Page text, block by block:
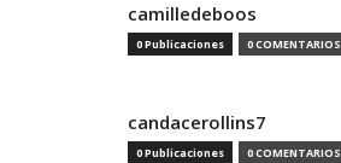
camilledeboos
0 Publicaciones 0 COMENTARIOS
candacerollins7
0 Publicaciones 0 COMENTARIOS